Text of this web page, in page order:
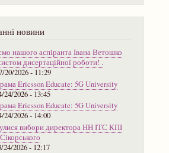
новини
нашого аспіранта Івана Ветошко
дисертаційної роботи! .
20/2026 - 11:29
Ericsson Educate: 5G University
24/2026 - 13:45
Ericsson Educate: 5G University
24/2026 - 14:00
вибори директора НН ІТС КПІ
24/2026 - 12:17